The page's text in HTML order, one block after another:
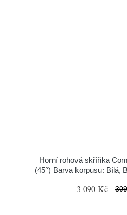
Horní rohová skříňka
(45°) Barva korpusu: Bílá,
3 090 Kč